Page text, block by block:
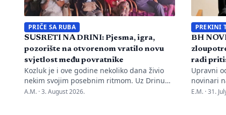
PRIČE SA RUBA
SUSRETI NA DRINI: Pjesma, igra,
pozorište na otvorenom vratilo novu
svjetlost među povratnike
Kozluk je i ove godine nekoliko dana živio
nekim svojim posebnim ritmom. Uz Drinu
su se susreli pjesma, tradicija, gluma i ljudi,
A.M. ·3. August 2026.
PREKINI
BH
radi
Upravni
novinari
advokata
E.M. ·31.